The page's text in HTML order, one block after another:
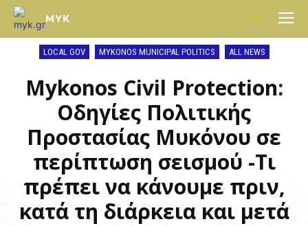
MYK
LOCAL GOV MYKONOS MUNICIPAL POLITICS ALL NEWS
Mykonos Civil Protection:
Οδηγίες Πολιτικής
Προστασίας Μυκόνου σε
περίπτωση σεισμού -Τι
πρέπει να κάνουμε πριν,
κατά τη διάρκεια και μετά